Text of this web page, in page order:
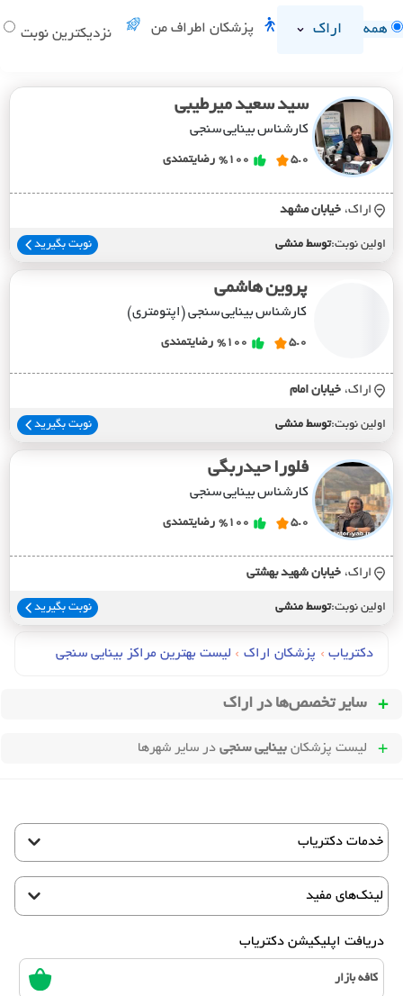
همه اراک پزشکان اطراف من نزدیکترین نوبت
سید سعید میرطیبی
کارشناس بینایی سنجی
5.0
%100 رضایتمندی
اراک، خيابان مشهد
اولین نوبت:توسط منشی نوبت بگیرید
پروین هاشمی
کارشناس بینایی سنجی (اپتومتری)
5.0
%100 رضایتمندی
اراک، خيابان امام
اولین نوبت:توسط منشی نوبت بگیرید
فلورا حیدربگی
کارشناس بینایی سنجی
5.0
%100 رضایتمندی
اراک، خيابان شهيد بهشتي
اولین نوبت:توسط منشی نوبت بگیرید
دکتریاب › پزشکان اراک › لیست بهترین مراکز بینایی سنجی
سایر تخصص‌ها در اراک
لیست پزشکان بینایی سنجی در سایر شهرها
خدمات دکتریاب
لینک‌های مفید
دریافت اپلیکیشن دکتریاب
کافه بازار